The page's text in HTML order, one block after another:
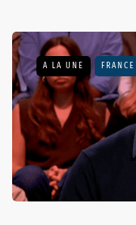
A LA UNE FRANCE